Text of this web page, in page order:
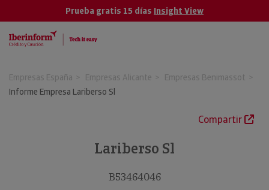
Prueba gratis 15 días Insight View
Empresas España Empresas Alicante
Empresas Benimassot
Informe Empresa Lariberso Sl
Compartir
Lariberso Sl
B53464046